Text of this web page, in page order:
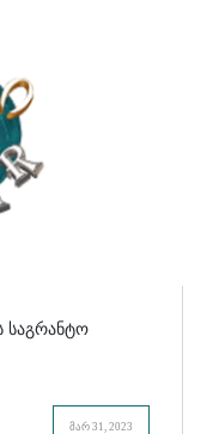
საგრანტო
მარ 31, 2023